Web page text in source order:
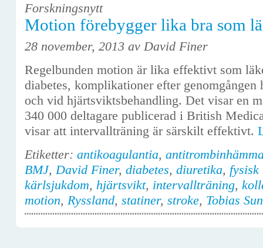
Forskningsnytt
Motion förebygger lika bra som
28 november, 2013 av David Finer
Regelbunden motion är lika effektivt som
diabetes, komplikationer efter
och vid hjärtsviktsbehandling. Det visar en
340 000 deltagare publicerad i British
visar att intervallträning är särskilt effektivt.
Etiketter: antikoagulantia,
BMJ,David Finer, diabetes, diuretika,
kärlsjukdom, hjärtsvikt, intervallträning,
motion, Ryssland, statiner, stroke, Tobias